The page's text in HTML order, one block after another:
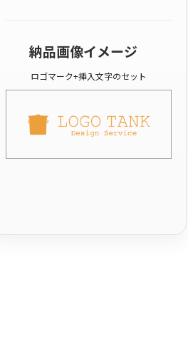
納品画像イメージ
ロゴマーク+挿入文字のセット